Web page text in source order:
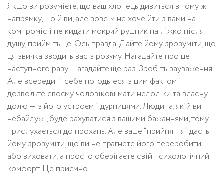
Якщо ви розумієте, що ваш хлопець дивиться в тому ж
напрямку, що й ви, але зовсім не хоче йти з вами на
компроміс і не кидати мокрий рушник на ліжко після
душу, прийміть це. Ось правда. Дайте йому зрозуміти, що
ця звичка зводить вас з розуму. Нагадайте про це
наступного разу. Нагадайте ще раз. Зробіть зауваження.
Але всередині себе погодьтеся з цим фактом і
дозвольте своєму чоловікові мати недоліки та власну
долю — з його устроєм і дурницями. Людина, якій ви
небайдужі, буде рахуватися з вашими бажаннями, тому
прислухається до прохань. Але ваше “прийняття” дасть
йому зрозуміти, що ви не прагнете його переробити
або виховати, а просто оберігаєте свій психологічний
комфорт. Це приємно.